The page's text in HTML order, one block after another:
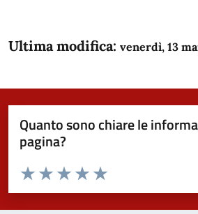
Ultima modifica: venerdì, 13
Quanto sono chiare le
pagina?
Domanda
Valuta da 1 a 5 stelle la pagina
Valuta 5 stelle su 5
Valuta 4 stelle su 5
Valuta 3 stelle su 5
Valuta 2 stelle su 5
Valuta 1 stelle su 5